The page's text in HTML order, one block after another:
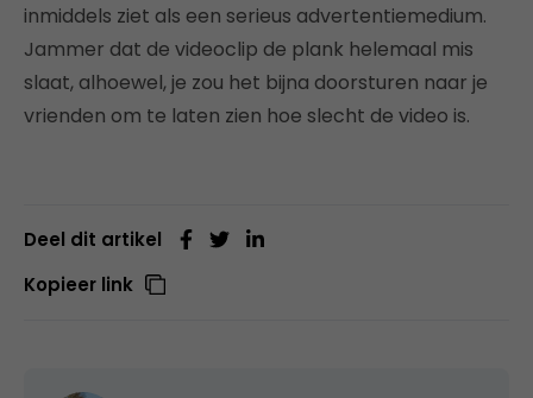
inmiddels ziet als een serieus advertentiemedium.
Jammer dat de videoclip de plank helemaal mis
slaat, alhoewel, je zou het bijna doorsturen naar je
vrienden om te laten zien hoe slecht de video is.
Deel dit artikel
Kopieer link